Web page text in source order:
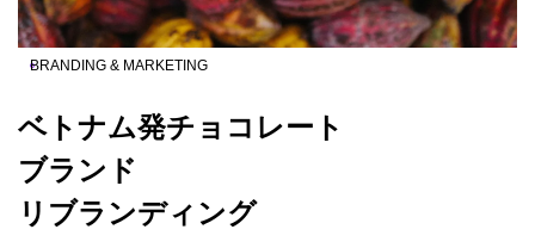
BRANDING & MARKETING
ベトナム発チョコレート
ブランド
リブランディング